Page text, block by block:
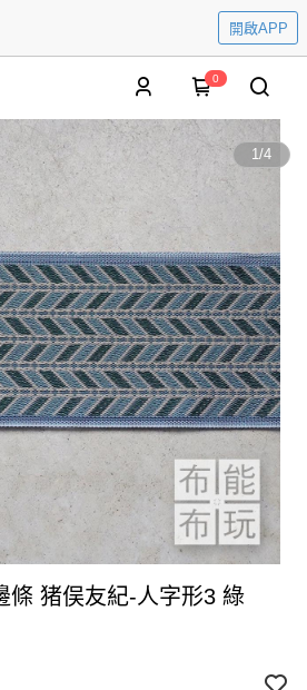
開啟APP
0
1/4
條 猪俣友紀-人字形3 綠